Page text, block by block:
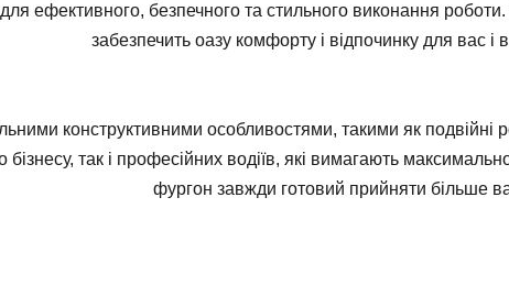
ефективного, безпечного та стильного виконання
забезпечить оазу комфорту і відпочинку для вас і
конструктивними особливостями, такими як
так і професійних водіїв, які вимагають
фургон завжди готовий прийняти більше